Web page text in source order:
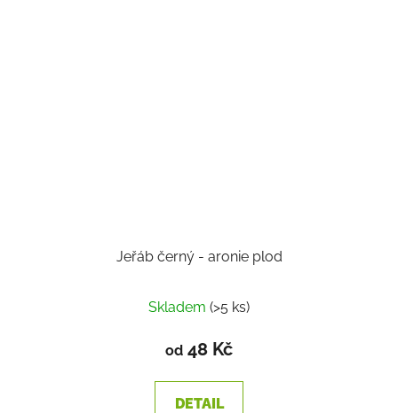
Jeřáb černý - aronie plod
Skladem (>5 ks)
od 48 Kč
DETAIL